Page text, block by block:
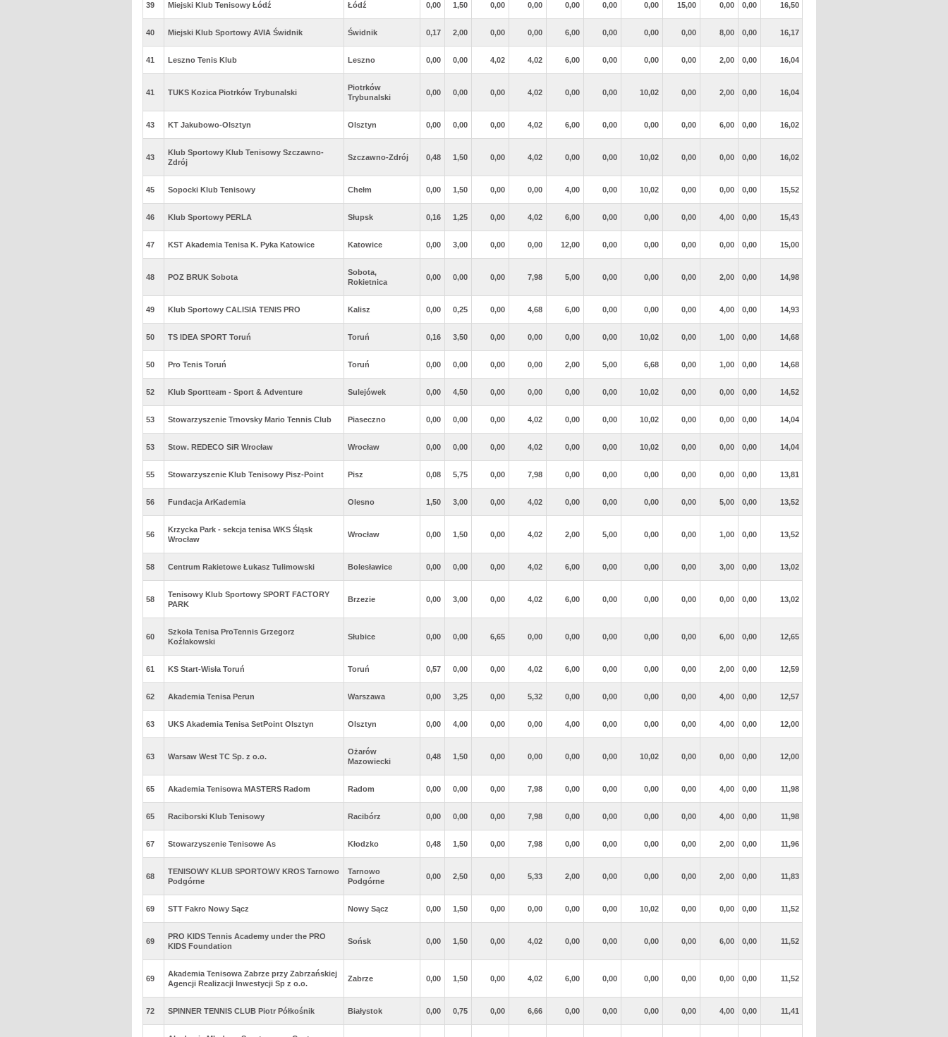
39 Miejski Klub Tenisowy Łódź Łódź 0,00 1,50 0,00 0,00 0,00 0,00 0,00 15,00 0,00 0,00 16,50
40 Miejski Klub Sportowy AVIA Świdnik Świdnik 0,17 2,00 0,00 0,00 6,00 0,00 0,00 0,00 8,00 0,00 16,17
41 Leszno Tenis Klub Leszno 0,00 0,00 4,02 4,02 6,00 0,00 0,00 0,00 2,00 0,00 16,04
41 TUKS Kozica Piotrków Trybunalski
Piotrków
Trybunalski
0,00 0,00 0,00 4,02 0,00 0,00 10,02 0,00 2,00 0,00 16,04
43 KT Jakubowo-Olsztyn Olsztyn 0,00 0,00 0,00 4,02 6,00 0,00 0,00 0,00 6,00 0,00 16,02
43
Klub Sportowy Klub Tenisowy Szczawno-
Zdrój
Szczawno-Zdrój 0,48 1,50 0,00 4,02 0,00 0,00 10,02 0,00 0,00 0,00 16,02
45 Sopocki Klub Tenisowy Chełm 0,00 1,50 0,00 0,00 4,00 0,00 10,02 0,00 0,00 0,00 15,52
46 Klub Sportowy PERLA Słupsk 0,16 1,25 0,00 4,02 6,00 0,00 0,00 0,00 4,00 0,00 15,43
47 KST Akademia Tenisa K. Pyka Katowice Katowice 0,00 3,00 0,00 0,00 12,00 0,00 0,00 0,00 0,00 0,00 15,00
48 POZ BRUK Sobota
Sobota,
Rokietnica
0,00 0,00 0,00 7,98 5,00 0,00 0,00 0,00 2,00 0,00 14,98
49 Klub Sportowy CALISIA TENIS PRO Kalisz 0,00 0,25 0,00 4,68 6,00 0,00 0,00 0,00 4,00 0,00 14,93
50 TS IDEA SPORT Toruń Toruń 0,16 3,50 0,00 0,00 0,00 0,00 10,02 0,00 1,00 0,00 14,68
50 Pro Tenis Toruń Toruń 0,00 0,00 0,00 0,00 2,00 5,00 6,68 0,00 1,00 0,00 14,68
52 Klub Sportteam - Sport & Adventure Sulejówek 0,00 4,50 0,00 0,00 0,00 0,00 10,02 0,00 0,00 0,00 14,52
53 Stowarzyszenie Trnovsky Mario Tennis Club Piaseczno 0,00 0,00 0,00 4,02 0,00 0,00 10,02 0,00 0,00 0,00 14,04
53 Stow. REDECO SiR Wrocław Wrocław 0,00 0,00 0,00 4,02 0,00 0,00 10,02 0,00 0,00 0,00 14,04
55 Stowarzyszenie Klub Tenisowy Pisz-Point Pisz 0,08 5,75 0,00 7,98 0,00 0,00 0,00 0,00 0,00 0,00 13,81
56 Fundacja ArKademia Olesno 1,50 3,00 0,00 4,02 0,00 0,00 0,00 0,00 5,00 0,00 13,52
56
Krzycka Park - sekcja tenisa WKS Śląsk
Wrocław
Wrocław 0,00 1,50 0,00 4,02 2,00 5,00 0,00 0,00 1,00 0,00 13,52
58 Centrum Rakietowe Łukasz Tulimowski Bolesławice 0,00 0,00 0,00 4,02 6,00 0,00 0,00 0,00 3,00 0,00 13,02
58
Tenisowy Klub Sportowy SPORT FACTORY
PARK
Brzezie 0,00 3,00 0,00 4,02 6,00 0,00 0,00 0,00 0,00 0,00 13,02
60
Szkoła Tenisa ProTennis Grzegorz
Koźlakowski
Słubice 0,00 0,00 6,65 0,00 0,00 0,00 0,00 0,00 6,00 0,00 12,65
61 KS Start-Wisła Toruń Toruń 0,57 0,00 0,00 4,02 6,00 0,00 0,00 0,00 2,00 0,00 12,59
62 Akademia Tenisa Perun Warszawa 0,00 3,25 0,00 5,32 0,00 0,00 0,00 0,00 4,00 0,00 12,57
63 UKS Akademia Tenisa SetPoint Olsztyn Olsztyn 0,00 4,00 0,00 0,00 4,00 0,00 0,00 0,00 4,00 0,00 12,00
63 Warsaw West TC Sp. z o.o.
Ożarów
Mazowiecki
0,48 1,50 0,00 0,00 0,00 0,00 10,02 0,00 0,00 0,00 12,00
65 Akademia Tenisowa MASTERS Radom Radom 0,00 0,00 0,00 7,98 0,00 0,00 0,00 0,00 4,00 0,00 11,98
65 Raciborski Klub Tenisowy Racibórz 0,00 0,00 0,00 7,98 0,00 0,00 0,00 0,00 4,00 0,00 11,98
67 Stowarzyszenie Tenisowe As Kłodzko 0,48 1,50 0,00 7,98 0,00 0,00 0,00 0,00 2,00 0,00 11,96
68
TENISOWY KLUB SPORTOWY KROS Tarnowo
Podgórne
Tarnowo
Podgórne
0,00 2,50 0,00 5,33 2,00 0,00 0,00 0,00 2,00 0,00 11,83
69 STT Fakro Nowy Sącz Nowy Sącz 0,00 1,50 0,00 0,00 0,00 0,00 10,02 0,00 0,00 0,00 11,52
69
PRO KIDS Tennis Academy under the PRO
KIDS Foundation
Sońsk 0,00 1,50 0,00 4,02 0,00 0,00 0,00 0,00 6,00 0,00 11,52
69
Akademia Tenisowa Zabrze przy Zabrzańskiej
Agencji Realizacji Inwestycji Sp z o.o.
Zabrze 0,00 1,50 0,00 4,02 6,00 0,00 0,00 0,00 0,00 0,00 11,52
72 SPINNER TENNIS CLUB Piotr Półkośnik Białystok 0,00 0,75 0,00 6,66 0,00 0,00 0,00 0,00 4,00 0,00 11,41